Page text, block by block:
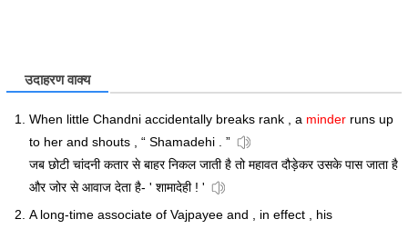
उदाहरण वाक्य
When little Chandni accidentally breaks rank , a minder runs up
to her and shouts , “ Shamadehi . ”
जब छोटी चांदनी कतार से बाहर निकल जाती है तो महावत दौड़ेकर उसके पास जाता है
और जोर से आवाज देता है- ' शामादेही ! '
A long-time associate of Vajpayee and , in effect , his